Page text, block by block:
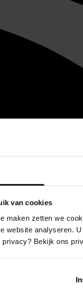
van cookies
maken zetten we
website analyseren.
Bekijk ons